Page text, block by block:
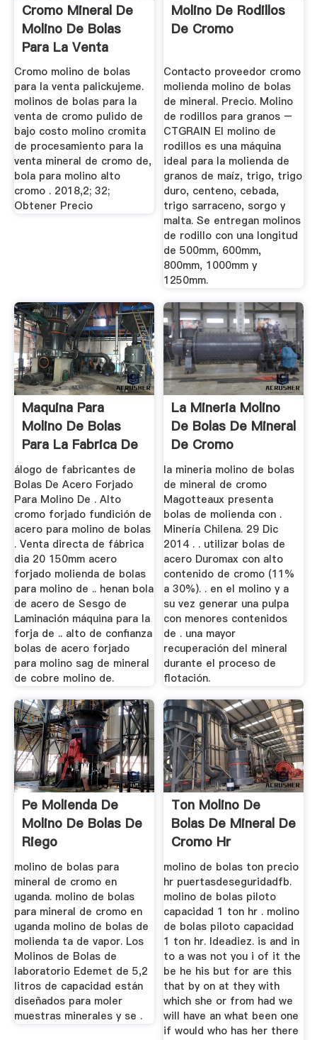
Cromo Mineral De
Molino De Bolas
Para La Venta
Cromo molino de bolas
para la venta palickujeme.
molinos de bolas para la
venta de cromo pulido de
bajo costo molino cromita
de procesamiento para la
venta mineral de cromo de,
bola para molino alto
cromo . 2018,2; 32;
Obtener Precio
Molino De Rodillos
De Cromo
Contacto proveedor cromo
molienda molino de bolas
de mineral. Precio. Molino
de rodillos para granos –
CTGRAIN El molino de
rodillos es una máquina
ideal para la molienda de
granos de maíz, trigo, trigo
duro, centeno, cebada,
trigo sarraceno, sorgo y
malta. Se entregan molinos
de rodillo con una longitud
de 500mm, 600mm,
800mm, 1000mm y
1250mm.
Maquina Para
Molino De Bolas
Para La Fabrica De
Mineral De ...
álogo de fabricantes de
Bolas De Acero Forjado
Para Molino De . Alto
cromo forjado fundición de
acero para molino de bolas
. Venta directa de fábrica
dia 20 150mm acero
forjado molienda de bolas
para molino de .. henan bola
de acero de Sesgo de
Laminación máquina para la
forja de .. alto de confianza
bolas de acero forjado
para molino sag de mineral
de cobre molino de.
La Mineria Molino
De Bolas De Mineral
De Cromo
la mineria molino de bolas
de mineral de cromo
Magotteaux presenta
bolas de molienda con .
Minería Chilena. 29 Dic
2014 . . utilizar bolas de
acero Duromax con alto
contenido de cromo (11%
a 30%). . en el molino y a
su vez generar una pulpa
con menores contenidos
de . una mayor
recuperación del mineral
durante el proceso de
flotación.
Pe Molienda De
Molino De Bolas De
Riego
molino de bolas para
mineral de cromo en
uganda. molino de bolas
para mineral de cromo en
uganda molino de bolas de
molienda ta de vapor. Los
Molinos de Bolas de
laboratorio Edemet de 5,2
litros de capacidad están
diseñados para moler
muestras minerales y se .
Ton Molino De
Bolas De Mineral De
Cromo Hr
molino de bolas ton precio
hr puertasdeseguridadfb.
molino de bolas piloto
capacidad 1 ton hr . molino
de bolas piloto capacidad
1 ton hr. Ideadiez. is and in
to a was not you i of it the
be he his but for are this
that by on at they with
which she or from had we
will have an what been one
if would who has her there